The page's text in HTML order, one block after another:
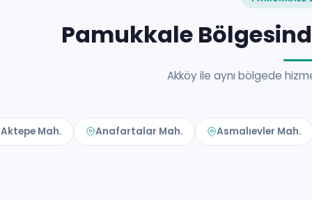
Pamukkale
Akköy ile aynı bölgede
Aktepe Mah. Anafartalar Mah. Asmalıevler Mah.